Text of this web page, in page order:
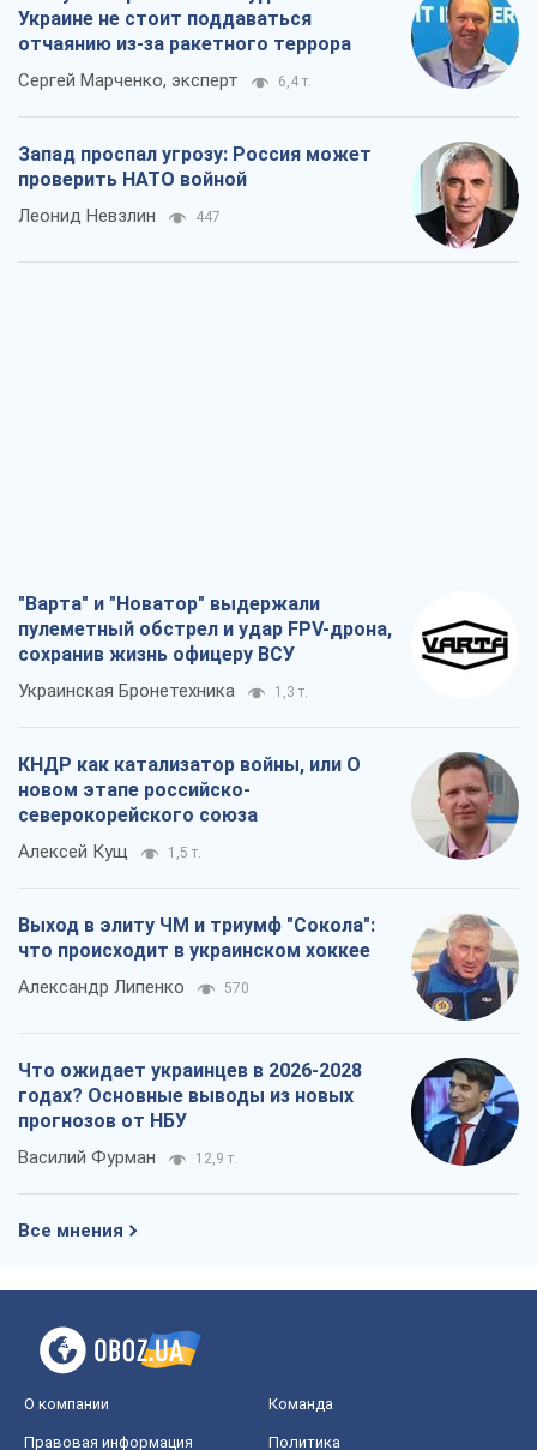
Украине не стоит поддаваться
отчаянию из-за ракетного террора
Сергей Марченко, эксперт 6,4 т.
Запад проспал угрозу: Россия может
проверить НАТО войной
Леонид Невзлин 447
"Варта" и "Новатор" выдержали
пулеметный обстрел и удар FPV-дрона,
сохранив жизнь офицеру ВСУ
Украинская Бронетехника 1,3 т.
КНДР как катализатор войны, или О
новом этапе российско-
северокорейского союза
Алексей Кущ 1,5 т.
Выход в элиту ЧМ и триумф "Сокола":
что происходит в украинском хоккее
Александр Липенко 570
Что ожидает украинцев в 2026-2028
годах? Основные выводы из новых
прогнозов от НБУ
Василий Фурман 12,9 т.
Все мнения
О компании Команда
Правовая информация
Политика